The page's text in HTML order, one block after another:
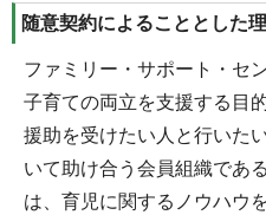
随意契約によることとした
ファミリー・サポート・セ
子育ての両立を支援する目
援助を受けたい人と行いた
いて助け合う会員組織であ
は、育児に関するノウハウ